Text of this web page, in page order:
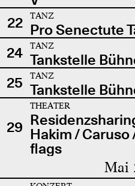
22
TANZ
Pro Senectute
24
TANZ
Tankstelle
25
TANZ
Tankstelle
29
THEATER
Hakim / Caruso
flags
Mai